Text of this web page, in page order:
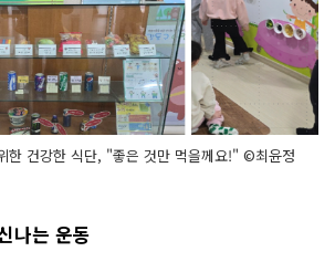
한 건강한 식단, "좋은 것만 먹을께요!" ©최윤정
나는 운동